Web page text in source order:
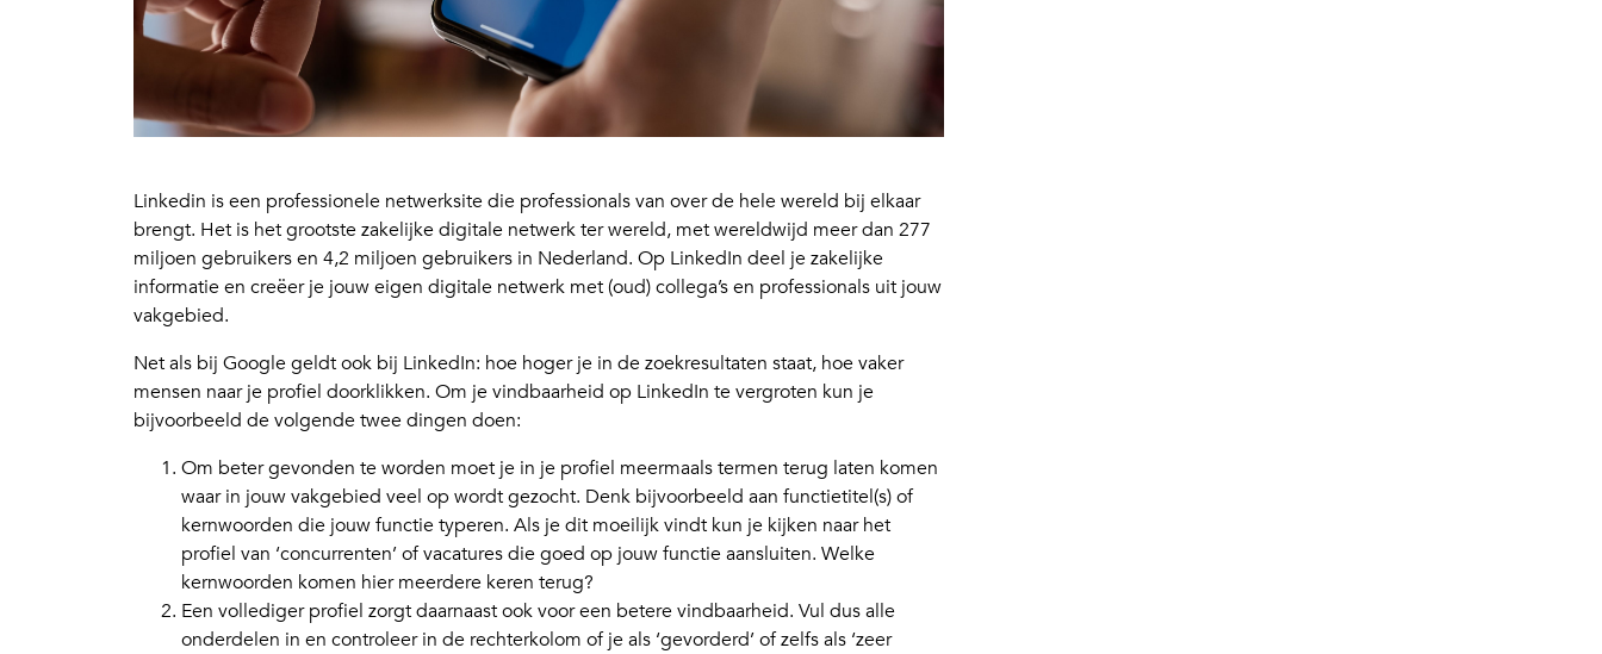
Linkedin is een professionele netwerksite die professionals van over de hele wereld bij elkaar
brengt. Het is het grootste zakelijke digitale netwerk ter wereld, met wereldwijd meer dan 277
miljoen gebruikers en 4,2 miljoen gebruikers in Nederland. Op LinkedIn deel je zakelijke
informatie en creëer je jouw eigen digitale netwerk met (oud) collega’s en professionals uit jouw
vakgebied.
Net als bij Google geldt ook bij LinkedIn: hoe hoger je in de zoekresultaten staat, hoe vaker
mensen naar je profiel doorklikken. Om je vindbaarheid op LinkedIn te vergroten kun je
bijvoorbeeld de volgende twee dingen doen:
Om beter gevonden te worden moet je in je profiel meermaals termen terug laten komen
waar in jouw vakgebied veel op wordt gezocht. Denk bijvoorbeeld aan functietitel(s) of
kernwoorden die jouw functie typeren. Als je dit moeilijk vindt kun je kijken naar het
profiel van ‘concurrenten’ of vacatures die goed op jouw functie aansluiten. Welke
kernwoorden komen hier meerdere keren terug?
Een vollediger profiel zorgt daarnaast ook voor een betere vindbaarheid. Vul dus alle
onderdelen in en controleer in de rechterkolom of je als ‘gevorderd’ of zelfs als ‘zeer